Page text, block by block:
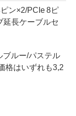
ン×2/PCIe 8ピ
延長ケーブルセ
ルー/パステル
格はいずれも3,2